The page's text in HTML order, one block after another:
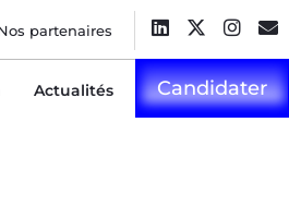
partenaires
Actualités Candidater